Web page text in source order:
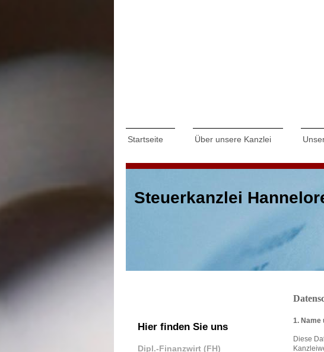
Startseite Über unsere Kanzlei
Steuerkanzlei
1. Name
Diese
Hier finden Sie uns
Dipl.-Finanzwirt (FH)